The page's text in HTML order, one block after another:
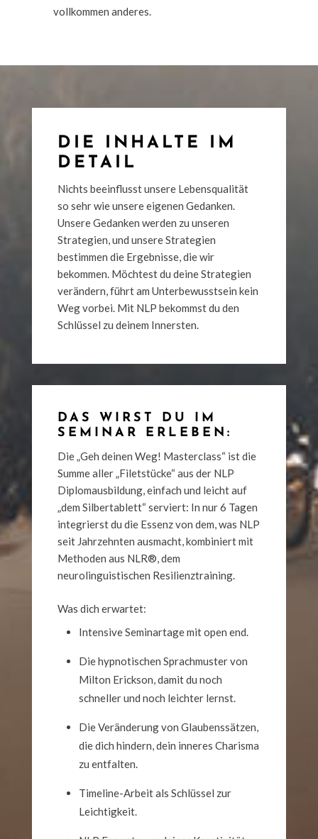
vollkommen anderes.
DIE INHALTE IM
DETAIL
Nichts beeinflusst unsere Lebensqualität
so sehr wie unsere eigenen Gedanken.
Unsere Gedanken werden zu unseren
Strategien, und unsere Strategien
bestimmen die Ergebnisse, die wir
bekommen. Möchtest du deine Strategien
verändern, führt am Unterbewusstsein kein
Weg vorbei. Mit NLP bekommst du den
Schlüssel zu deinem Innersten.
DAS WIRST DU IM
SEMINAR ERLEBEN:
Die „Geh deinen Weg! Masterclass“ ist die
Summe aller „Filetstücke“ aus der NLP
Diplomausbildung, einfach und leicht auf
„dem Silbertablett“ serviert: In nur 6 Tagen
integrierst du die Essenz von dem, was NLP
seit Jahrzehnten ausmacht, kombiniert mit
Methoden aus NLR®, dem
neurolinguistischen Resilienztraining.
Was dich erwartet:
Intensive Seminartage mit open end.
Die hypnotischen Sprachmuster von
Milton Erickson, damit du noch
schneller und noch leichter lernst.
Die Veränderung von Glaubenssätzen,
die dich hindern, dein inneres Charisma
zu entfalten.
Timeline-Arbeit als Schlüssel zur
Leichtigkeit.